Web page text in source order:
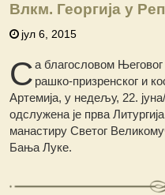
Влкм. Георгија у
јул 6, 2015
Са благословом
рашко-призренског и
Артемија, у недељу, 22.
одслужена је прва
манастиру Светог
Бања Луке.